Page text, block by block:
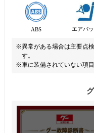
ABS エアバ
※異常がある場合は主要点
す。
※車に装備されていない項